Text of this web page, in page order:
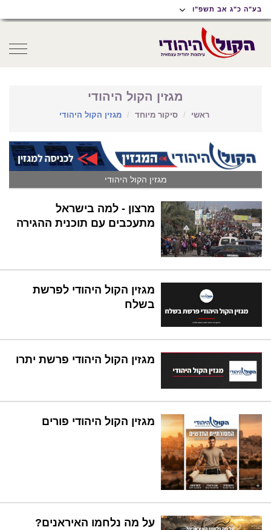
תפריט
נגישות
תפריט
ראשי
תוכן
ראשי
בע"ה כ"ג אב תשפ"ו
מגזין הקול היהודי
ראשי סיקור מיוחד מגזין הקול היהודי
מגזין הקול היהודי
מרצון - למה בישראל
מתעכבים עם תוכנית ההגירה
מגזין הקול היהודי לפרשת
בשלח
מגזין הקול היהודי פרשת יתרו
מגזין הקול היהודי פורים
על מה נלחמו האיראנים?